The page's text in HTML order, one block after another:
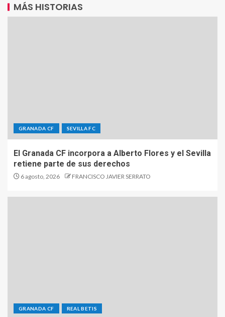
MÁS HISTORIAS
GRANADA CF SEVILLA FC
El Granada CF incorpora a Alberto Flores y el Sevilla
retiene parte de sus derechos
6 agosto, 2026 FRANCISCO JAVIER SERRATO
GRANADA CF REAL BETIS